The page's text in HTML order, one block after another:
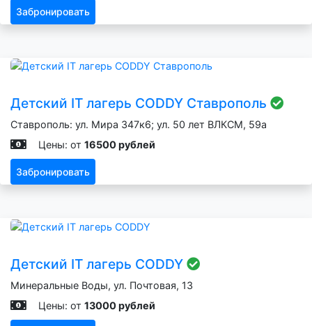
Забронировать
Детский IT лагерь CODDY Ставрополь
Ставрополь: ул. Мира 347к6; ул. 50 лет ВЛКСМ, 59а
Цены: от 16500 рублей
Забронировать
Детский IT лагерь CODDY
Минеральные Воды, ул. Почтовая, 13
Цены: от 13000 рублей